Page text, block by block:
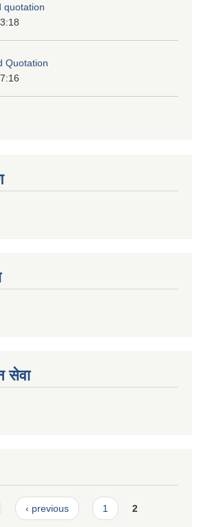
quotation
Quotation
सेवा
‹ previous 1 2